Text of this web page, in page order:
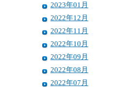
2023年01月
2022年12月
2022年11月
2022年10月
2022年09月
2022年08月
2022年07月